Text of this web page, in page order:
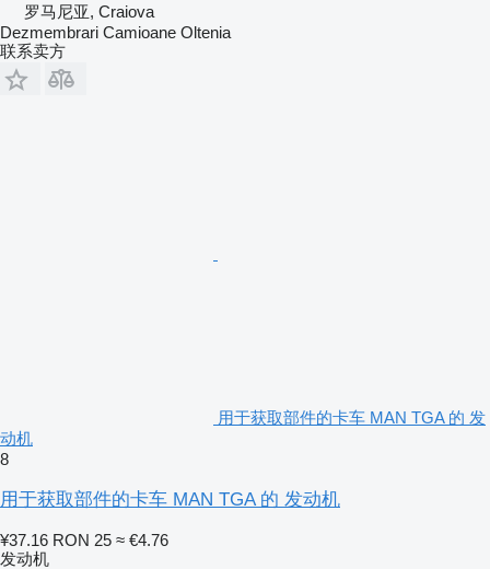
罗马尼亚, Craiova
Dezmembrari Camioane Oltenia
联系卖方
用于获取部件的卡车 MAN TGA 的 发
动机
8
用于获取部件的卡车 MAN TGA 的 发动机
¥37.16 RON 25 ≈ €4.76
发动机